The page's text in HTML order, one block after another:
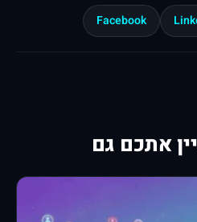
Facebook
אתכם גם